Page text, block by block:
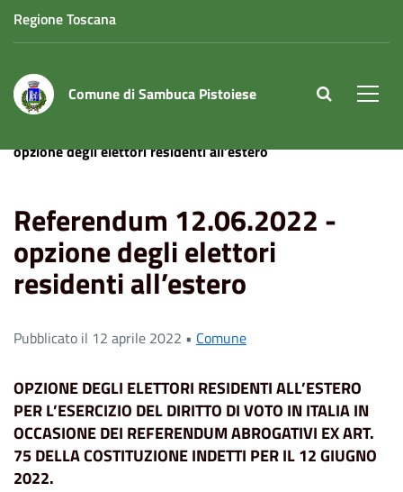
Regione Toscana
Comune di Sambuca Pistoiese site.searc
opzione degli elettori residenti all’estero
Referendum 12.06.2022 -
opzione degli elettori
residenti all’estero
Pubblicato il 12 aprile 2022 • Comune
OPZIONE DEGLI ELETTORI RESIDENTI ALL’ESTERO
PER L’ESERCIZIO DEL DIRITTO DI VOTO IN ITALIA IN
OCCASIONE DEI REFERENDUM ABROGATIVI EX ART.
75 DELLA COSTITUZIONEINDETTI PER IL 12 GIUGNO
2022.